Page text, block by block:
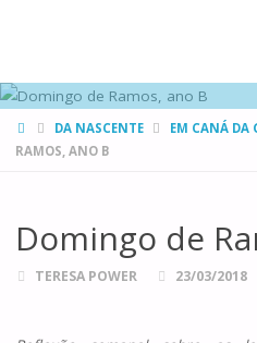
HOMEDA NASCENTE EM CANÁ DA
RAMOS, ANO B
Domingo de
TERESA POWER 23/03/2018